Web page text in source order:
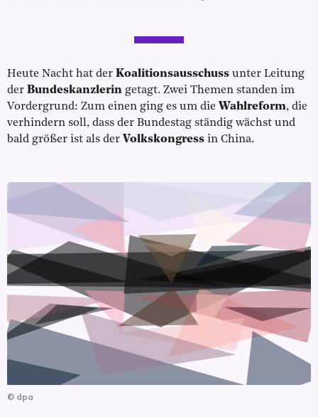
Heute Nacht hat der Koalitionsausschuss unter Leitung
der Bundeskanzlerin getagt. Zwei Themen standen im
Vordergrund: Zum einen ging es um die Wahlreform, die
verhindern soll, dass der Bundestag ständig wächst und
bald größer ist als der Volkskongress in China.
© dpa